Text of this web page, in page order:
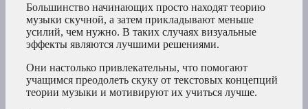
Большинство начинающих просто находят теорию
музыки скучной, а затем прикладывают меньше
усилий, чем нужно. В таких случаях визуальные
эффекты являются лучшими решениями.
Они настолько привлекательны, что помогают
учащимся преодолеть скуку от текстовых концепций
теории музыки и мотивируют их учиться лучше.